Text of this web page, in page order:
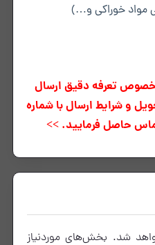
مواد خوراکی و…)
خصوص تعرفه دقیق ارسال
و شرایط ارسال با شماره
حاصل فرمایید. >>
شد. بخش‌های موردنیاز